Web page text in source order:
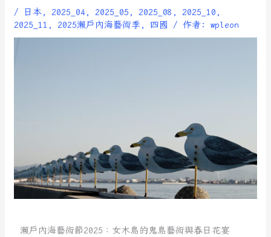
/ 日本, 2025_04, 2025_05 , 2025_08 , 2025_10 ,
2025_11 , 2025瀨戶內海藝術季 , 四國 / 作者:wpleon
瀨戶內海藝術節2025：女木島的鬼島藝術與春日花宴